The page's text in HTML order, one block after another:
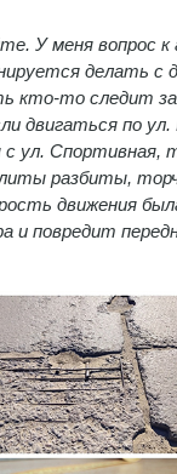
У меня вопрос
делать с
кто-то следит
двигаться по
с ул. Спортивная,
разбиты,
движения
и повредит